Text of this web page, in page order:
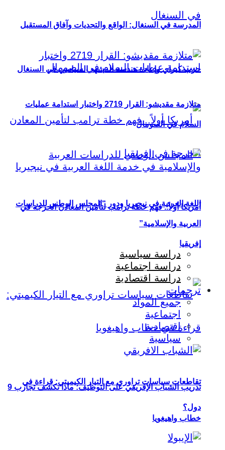
حزب كيراي وإعادة هندسة المشهد السياسي في السنغال
أمريكا أولاً.. فهم خطة ترامب لتأمين المعادن الحرجة في
إفريقيا
تقاطعات سياسات تراوري مع التيار الكيميتي: قراءة في
خطاب واهيغويا
المدرسة في السنغال: الواقع والتحديات وآفاق المستقبل
متلازمة مقديشو: القرار 2719 واختبار استدامة عمليات
السلام في الصومال
اللغة العربية في نيجيريا ودور “المجلس الوطني للدراسات
العربية والإسلامية”
دراسة سياسية
دراسة اجتماعية
دراسة اقتصادية
ترجمات
جميع المواد
اجتماعية
اقتصادية
سياسية
تدريب الشباب الإفريقي على التوظيف: ماذا تكشف تجارب 9
دول؟